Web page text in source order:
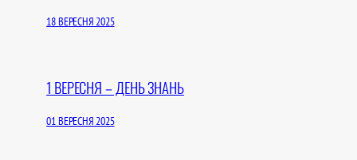
18 ВЕРЕСНЯ 2025
1 ВЕРЕСНЯ – ДЕНЬ ЗНАНЬ
01 ВЕРЕСНЯ 2025